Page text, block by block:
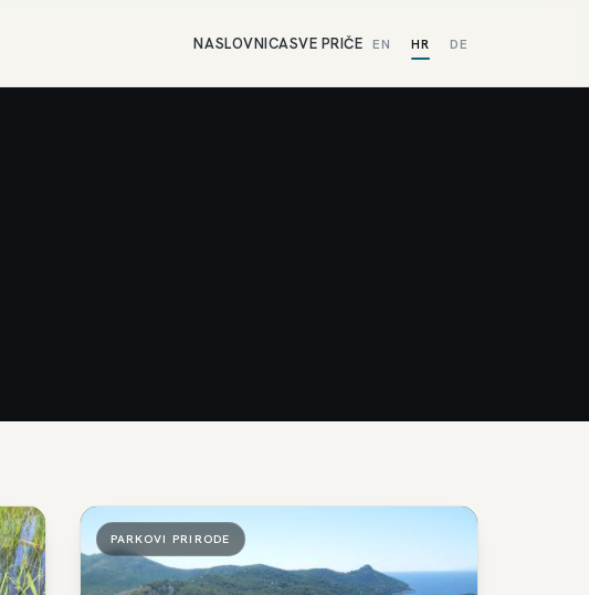
NASLOVNICASVE PRIČE EN HR DE
PARKOVI PRIRODE